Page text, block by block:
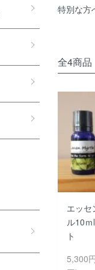
特別な方
全4商品
エッセ
ル10
ト
5,300